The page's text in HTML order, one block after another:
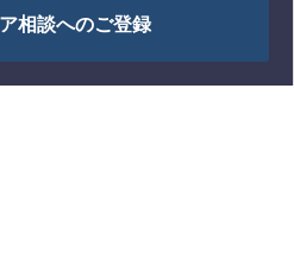
相談へのご登録